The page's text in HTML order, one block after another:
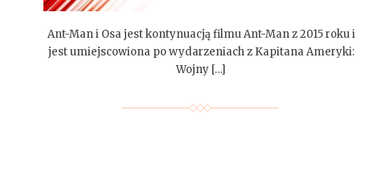
Ant-Man i Osa jest kontynuacją filmu Ant-Man z 2015 roku i
jest umiejscowiona po wydarzeniach z Kapitana Ameryki:
Wojny […]